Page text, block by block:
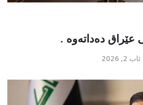
عێراق دەداتەوە .
ئاب 2, 2026